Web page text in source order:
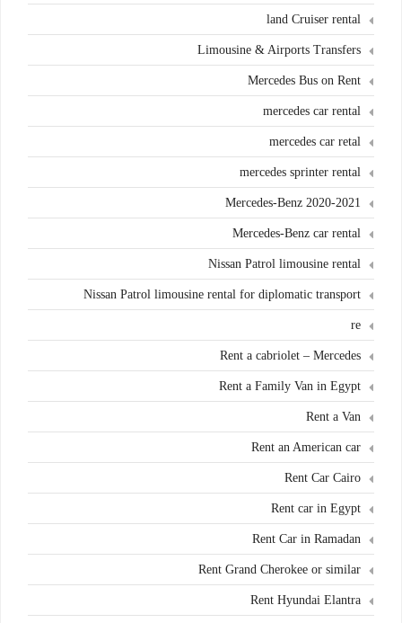
land Cruiser rental
Limousine & Airports Transfers
Mercedes Bus on Rent
mercedes car rental
mercedes car retal
mercedes sprinter rental
Mercedes-Benz 2020-2021
Mercedes-Benz car rental
Nissan Patrol limousine rental
Nissan Patrol limousine rental for diplomatic transport
re
Rent a cabriolet – Mercedes
Rent a Family Van in Egypt
Rent a Van
Rent an American car
Rent Car Cairo
Rent car in Egypt
Rent Car in Ramadan
Rent Grand Cherokee or similar
Rent Hyundai Elantra